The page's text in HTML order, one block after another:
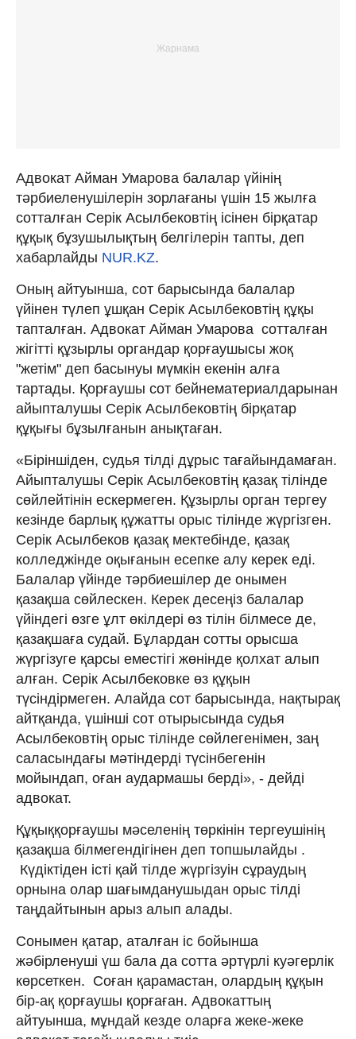
Адвокат Айман Умарова балалар үйінің
тәрбиеленушілерін зорлағаны үшін 15 жылға
сотталған Серік Асылбековтің ісінен бірқатар
құқық бұзушылықтың белгілерін тапты, деп
хабарлайды NUR.KZ.
Оның айтуынша, сот барысында балалар
үйінен түлеп ұшқан Серік Асылбековтің құқы
тапталған. Адвокат Айман Умарова сотталған
жігітті құзырлы органдар қорғаушысы жоқ
"жетім" деп басынуы мүмкін екенін алға
тартады. Қорғаушы сот бейнематериалдарынан
айыпталушы Серік Асылбековтің бірқатар
құқығы бұзылғанын анықтаған.
«Біріншіден, судья тілді дұрыс тағайындамаған.
Айыпталушы Серік Асылбековтің қазақ тілінде
сөйлейтінін ескермеген. Құзырлы орган тергеу
кезінде барлық құжатты орыс тілінде жүргізген.
Серік Асылбеков қазақ мектебінде, қазақ
колледжінде оқығанын есепке алу керек еді.
Балалар үйінде тәрбиешілер де онымен
қазақша сөйлескен. Керек десеңіз балалар
үйіндегі өзге ұлт өкілдері өз тілін білмесе де,
қазақшаға судай. Бұлардан сотты орысша
жүргізуге қарсы еместігі жөнінде қолхат алып
алған. Серік Асылбековке өз құқын
түсіндірмеген. Алайда сот барысында, нақтырақ
айтқанда, үшінші сот отырысында судья
Асылбековтің орыс тілінде сөйлегенімен, заң
саласындағы мәтіндерді түсінбегенін
мойындап, оған аудармашы берді», - дейді
адвокат.
Құқыққорғаушы мәселенің төркінін тергеушінің
қазақша білмегендігінен деп топшылайды .
Күдіктіден істі қай тілде жүргізуін сұраудың
орнына олар шағымданушыдан орыс тілді
таңдайтынын арыз алып алады.
Сонымен қатар, аталған іс бойынша
жәбірленуші үш бала да сотта әртүрлі куәгерлік
көрсеткен. Соған қарамастан, олардың құқын
бір-ақ қорғаушы қорғаған. Адвокаттың
айтуынша, мұндай кезде оларға жеке-жеке